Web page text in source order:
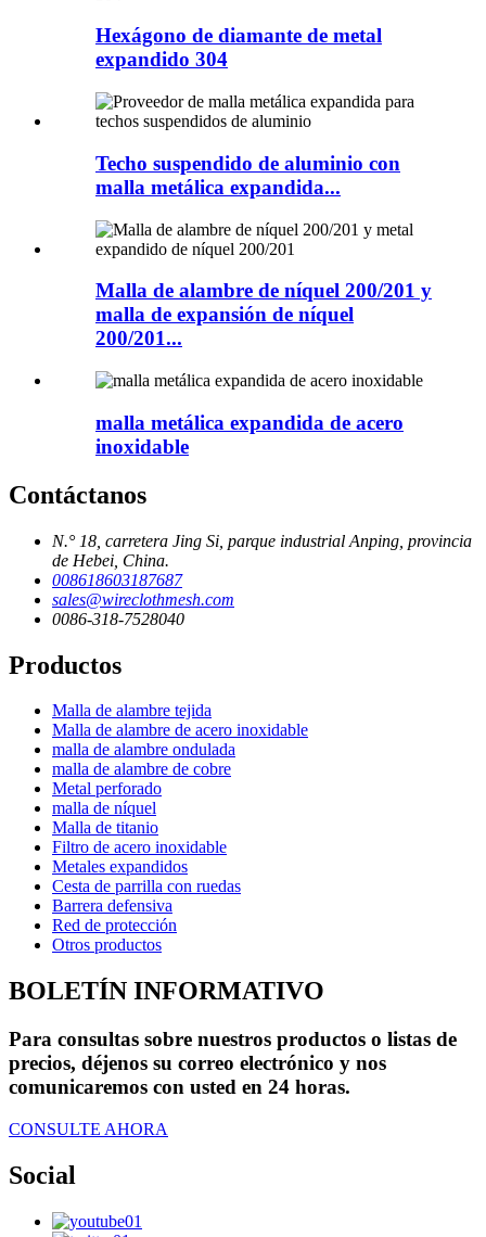
Hexágono de diamante de metal
expandido 304
Techo suspendido de aluminio con
malla metálica expandida...
Malla de alambre de níquel 200/201 y
malla de expansión de níquel
200/201...
malla metálica expandida de acero
inoxidable
Contáctanos
N.° 18, carretera Jing Si, parque industrial Anping, provincia
de Hebei, China.
008618603187687
sales@wireclothmesh.com
0086-318-7528040
Productos
Malla de alambre tejida
Malla de alambre de acero inoxidable
malla de alambre ondulada
malla de alambre de cobre
Metal perforado
malla de níquel
Malla de titanio
Filtro de acero inoxidable
Metales expandidos
Cesta de parrilla con ruedas
Barrera defensiva
Red de protección
Otros productos
BOLETÍN INFORMATIVO
Para consultas sobre nuestros productos o listas de
precios, déjenos su correo electrónico y nos
comunicaremos con usted en 24 horas.
CONSULTE AHORA
Social